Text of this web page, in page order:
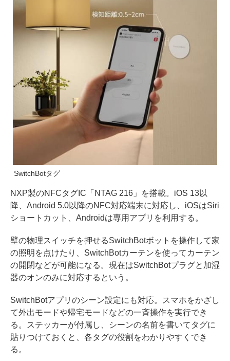
SwitchBotタグ
NXP製のNFCタグIC「NTAG 216」を搭載。iOS 13以
降、Android 5.0以降のNFC対応端末に対応し、iOSはSiri
ショートカット、Androidは専用アプリを利用する。
壁の物理スイッチを押せるSwitchBotボットを操作して家
の照明を点けたり、SwitchBotカーテンを使ってカーテン
の開閉などが可能になる。現在はSwitchBotプラグと加湿
器のオンのみに対応するという。
SwitchBotアプリのシーン設定にも対応。スマホをかざし
て外出モードや帰宅モードなどの一斉操作を実行でき
る。ステッカーが付属し、シーンの名前を書いてタグに
貼りつけておくと、各タグの役割をわかりやすくでき
る。